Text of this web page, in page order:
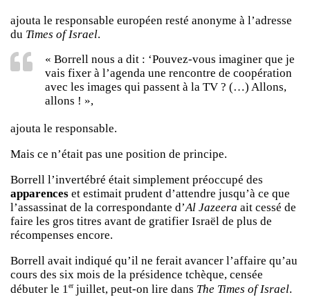
ajouta le responsable européen resté anonyme à l’adresse
du Times of Israel.
« Borrell nous a dit : ‘Pouvez-vous imaginer que je
vais fixer à l’agenda une rencontre de coopération
avec les images qui passent à la TV ? (…) Allons,
allons ! »,
ajouta le responsable.
Mais ce n’était pas une position de principe.
Borrell l’invertébré était simplement préoccupé des
apparences et estimait prudent d’attendre jusqu’à ce que
l’assassinat de la correspondante d’Al Jazeera ait cessé de
faire les gros titres avant de gratifier Israël de plus de
récompenses encore.
Borrell avait indiqué qu’il ne ferait avancer l’affaire qu’au
cours des six mois de la présidence tchèque, censée
débuter le 1 erjuillet, peut-on lire dans The Times of Israel.